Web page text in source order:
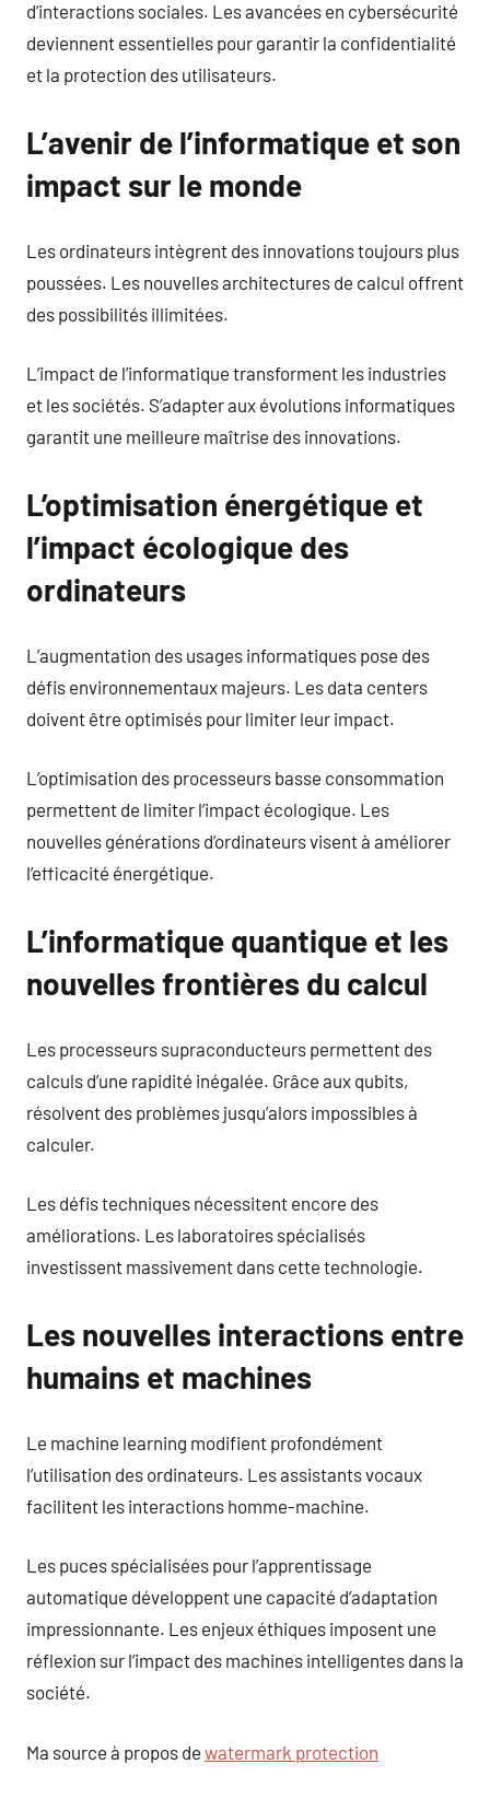
d’interactions sociales. Les avancées en cybersécurité
deviennent essentielles pour garantir la confidentialité
et la protection des utilisateurs.
L’avenir de l’informatique et son
impact sur le monde
Les ordinateurs intègrent des innovations toujours plus
poussées. Les nouvelles architectures de calcul offrent
des possibilités illimitées.
L’impact de l’informatique transforment les industries
et les sociétés. S’adapter aux évolutions informatiques
garantit une meilleure maîtrise des innovations.
L’optimisation énergétique et
l’impact écologique des
ordinateurs
L’augmentation des usages informatiques pose des
défis environnementaux majeurs. Les data centers
doivent être optimisés pour limiter leur impact.
L’optimisation des processeurs basse consommation
permettent de limiter l’impact écologique. Les
nouvelles générations d’ordinateurs visent à améliorer
l’efficacité énergétique.
L’informatique quantique et les
nouvelles frontières du calcul
Les processeurs supraconducteurs permettent des
calculs d’une rapidité inégalée. Grâce aux qubits,
résolvent des problèmes jusqu’alors impossibles à
calculer.
Les défis techniques nécessitent encore des
améliorations. Les laboratoires spécialisés
investissent massivement dans cette technologie.
Les nouvelles interactions entre
humains et machines
Le machine learning modifient profondément
l’utilisation des ordinateurs. Les assistants vocaux
facilitent les interactions homme-machine.
Les puces spécialisées pour l’apprentissage
automatique développent une capacité d’adaptation
impressionnante. Les enjeux éthiques imposent une
réflexion sur l’impact des machines intelligentes dans la
société.
Ma source à propos de watermark protection